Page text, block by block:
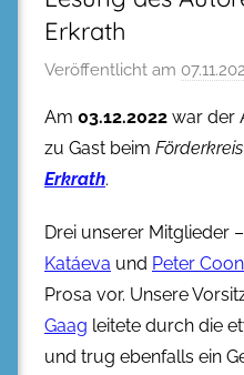
Erkrath
Veröffentlicht am
Am 03.12.2022 war der
zu Gast beim
Erkrath.
Drei unserer Mitglieder –
Katáeva und Peter Coon
Prosa vor. Unsere
Gaag leitete durch die
und trug ebenfalls ein